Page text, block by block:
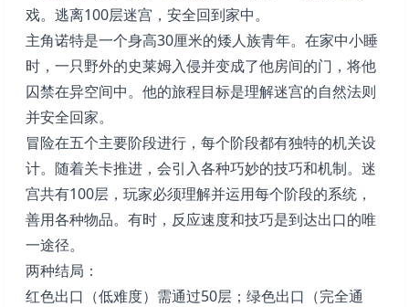
戏。逃离100层迷宫，安全回到家中。
主角诺特是一个身高30厘米的矮人族青年。在家中小睡
时，一只野外的史莱姆入侵并变成了他房间的门，将他
囚禁在异空间中。他的旅程目标是理解迷宫的自然法则
并安全回家。
冒险在五个主要阶段进行，每个阶段都有独特的机关设
计。随着关卡推进，会引入各种巧妙的技巧和机制。迷
宫共有100层，玩家必须理解并运用每个阶段的系统，
善用各种物品。有时，反应速度和技巧是到达出口的唯
一途径。
两种结局：
红色出口（低难度）需通过50层；绿色出口（完全通